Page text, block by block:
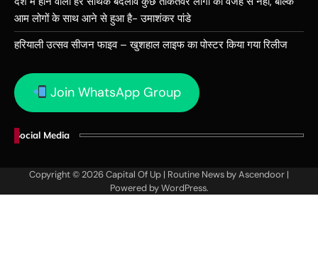
आम लोगों के साथ आने से हुआ है- उमाशंकर पांडे
हरियाली उत्सव सीजन फाइव – खुशहाल लाइफ का पोस्टर किया गया रिलीज
Join WhatsApp Group
Social Media
Copyright © 2026Capital Of Up | Routine News byAscendoor |
Powered byWordPress.